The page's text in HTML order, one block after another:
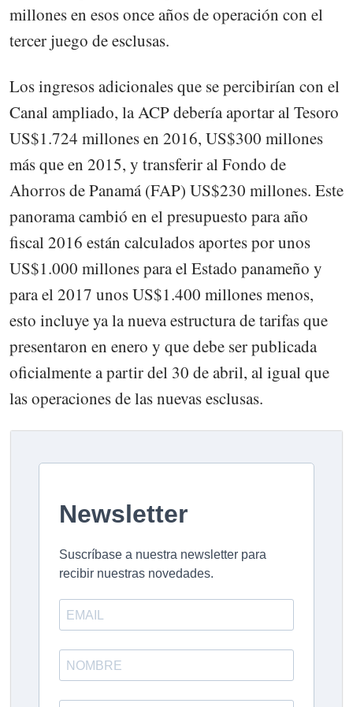
millones en esos once años de operación con el
tercer juego de esclusas.
Los ingresos adicionales que se percibirían con el
Canal ampliado, la ACP debería aportar al Tesoro
US$1.724 millones en 2016, US$300 millones
más que en 2015, y transferir al Fondo de
Ahorros de Panamá (FAP) US$230 millones. Este
panorama cambió en el presupuesto para año
fiscal 2016 están calculados aportes por unos
US$1.000 millones para el Estado panameño y
para el 2017 unos US$1.400 millones menos,
esto incluye ya la nueva estructura de tarifas que
presentaron en enero y que debe ser publicada
oficialmente a partir del 30 de abril, al igual que
las operaciones de las nuevas esclusas.